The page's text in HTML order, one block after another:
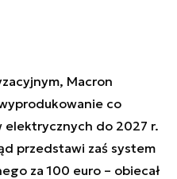
Macron
co
elektrycznych do 2027 r.
przedstawi zaś system
za 100 euro – obiecał